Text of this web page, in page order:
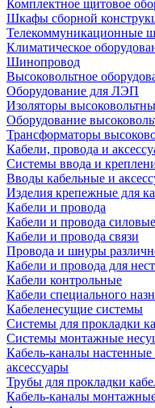
Комплектное щитовое
Шкафы сборной
Телекоммуникационные
Климатическое
Шинопровод
Высоковольтное
Оборудование для ЛЭП
Изоляторы
Оборудование
Трансформаторы
Кабели, провода и
Системы ввода и
Вводы кабельные и
Изделия крепежные для
Кабели и провода
Кабели и провода
Кабели и провода связи
Провода и шнуры
Кабели и провода для
Кабели контрольные
Кабели специального
Кабеленесущие системы
Системы для прокладки
Системы монтажные
Кабель-каналы
аксессуары
Трубы для прокладки
Кабель-каналы